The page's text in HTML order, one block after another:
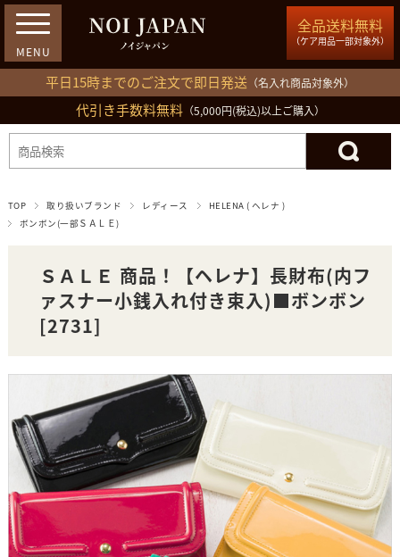
全品送料無料
（ケア用品一部対象外）
平日15時までのご注文で即日発送 （名入れ商品対象外）
代引き手数料無料（5,000円(税込)以上ご購入）
03-5809-1212
ログイン 会員登録 買い物カゴ
TOP 取り扱いブランド レディース
HELENA ( ヘレナ )
ボンボン(一部ＳＡＬＥ)
ＳＡＬＥ 商品！【ヘレナ】長財布(内フ
ァスナー小銭入れ付き束入)■ボンボン
[2731]